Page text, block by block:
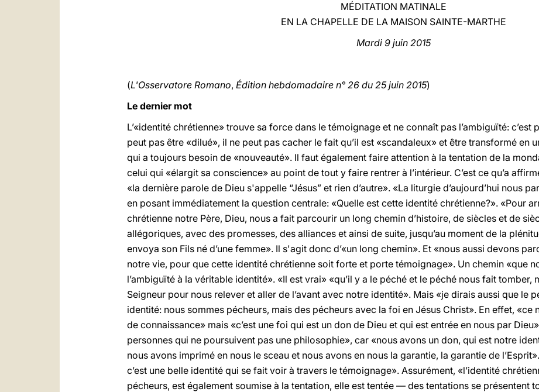
MÉDITATION MATINALE
EN LA CHAPELLE DE LA MAISON SAINTE-MARTHE
Mardi 9 juin 2015
(L'Osservatore Romano, Édition hebdomadaire n° 26 du 25 juin 2015)
Le dernier mot
L’«identité chrétienne» trouve sa force dans le témoignage et ne connaît pas l’ambiguïté:
peut pas être «dilué», il ne peut pas cacher le fait qu’il est «scandaleux» et être transformé en
qui a toujours besoin de «nouveauté». Il faut également faire attention à la tentation de la
celui qui «élargit sa conscience» au point de tout y faire rentrer à l’intérieur. C’est ce qu’a
«la dernière parole de Dieu s'appelle “Jésus” et rien d’autre». «La liturgie d’aujourd’hui nous
en posant immédiatement la question centrale: «Quelle est cette identité chrétienne?». «Pour
chrétienne notre Père, Dieu, nous a fait parcourir un long chemin d’histoire, de siècles et de
allégoriques, avec des promesses, des alliances et ainsi de suite, jusqu’au moment de la
envoya son Fils né d’une femme». Il s'agit donc d’«un long chemin». Et «nous aussi devons
notre vie, pour que cette identité chrétienne soit forte et porte témoignage». Un chemin «que
l’ambiguïté à la véritable identité». «Il est vrai» «qu’il y a le péché et le péché nous fait tomber,
Seigneur pour nous relever et aller de l’avant avec notre identité». Mais «je dirais aussi que le
identité: nous sommes pécheurs, mais des pécheurs avec la foi en Jésus Christ». En effet, «ce
de connaissance» mais «c’est une foi qui est un don de Dieu et qui est entrée en nous par
personnes qui ne poursuivent pas une philosophie», car «nous avons un don, qui est notre
nous avons imprimé en nous le sceau et nous avons en nous la garantie, la garantie de
c’est une belle identité qui se fait voir à travers le témoignage». Assurément, «l’identité
pécheurs, est également soumise à la tentation, elle est tentée — des tentations se présentent